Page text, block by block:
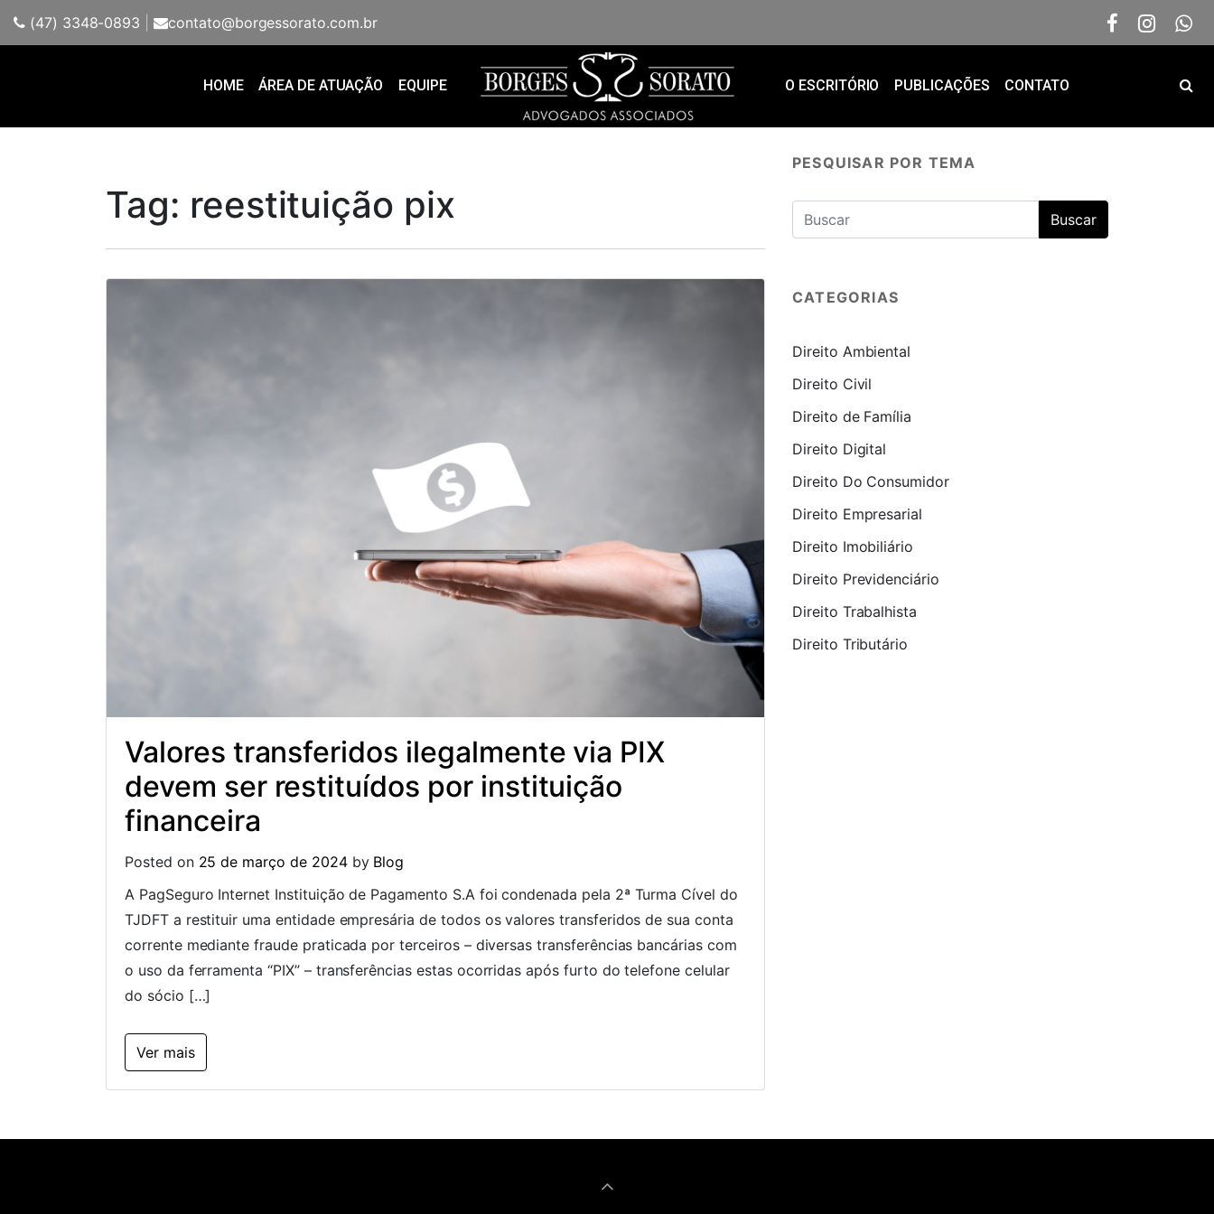
(47) 3348-0893 | contato@borgessorato.com.br
HOME ÁREA DE ATUAÇÃO EQUIPE O ESCRITÓRIO PUBLICAÇÕES CONTATO
Tag: reestituição pix
Valores transferidos ilegalmente via PIX
devem ser restituídos por instituição
financeira
Posted on 25 de março de 2024 by Blog
A PagSeguro Internet Instituição de Pagamento S.A foi condenada pela 2ª Turma Cível do
TJDFT a restituir uma entidade empresária de todos os valores transferidos de sua conta
corrente mediante fraude praticada por terceiros – diversas transferências bancárias com
o uso da ferramenta “PIX” – transferências estas ocorridas após furto do telefone celular
do sócio […]
Ver mais
PESQUISAR POR TEMA
CATEGORIAS
Direito Ambiental
Direito Civil
Direito de Família
Direito Digital
Direito Do Consumidor
Direito Empresarial
Direito Imobiliário
Direito Previdenciário
Direito Trabalhista
Direito Tributário